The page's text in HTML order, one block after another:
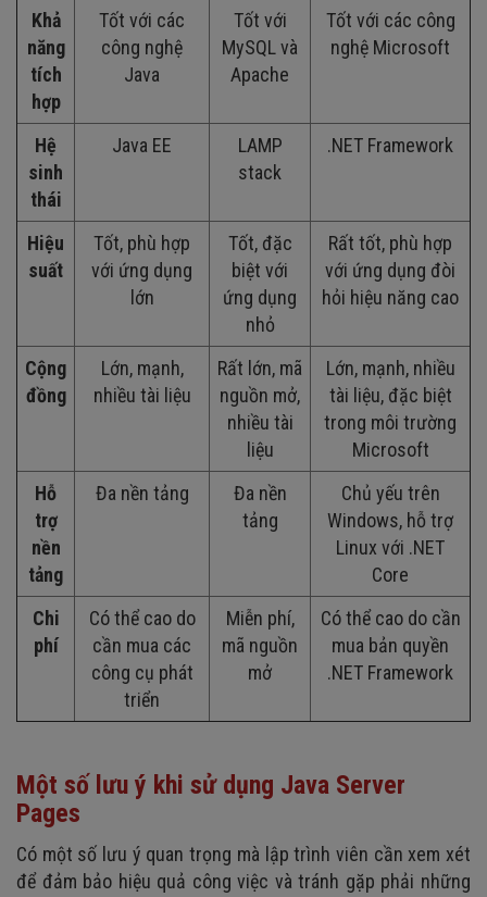
Khả
năng
tích
hợp
Tốt với các
công nghệ
Java
Tốt với
MySQL và
Apache
Tốt với các công
nghệ Microsoft
Hệ
sinh
thái
Java EE
LAMP
stack
.NET Framework
Hiệu
suất
Tốt, phù hợp
với ứng dụng
lớn
Tốt, đặc
biệt với
ứng dụng
nhỏ
Rất tốt, phù hợp
với ứng dụng đòi
hỏi hiệu năng cao
Cộng
đồng
Lớn, mạnh,
nhiều tài liệu
Rất lớn, mã
nguồn mở,
nhiều tài
liệu
Lớn, mạnh, nhiều
tài liệu, đặc biệt
trong môi trường
Microsoft
Hỗ
trợ
nền
tảng
Đa nền tảng
Đa nền
tảng
Chủ yếu trên
Windows, hỗ trợ
Linux với .NET
Core
Chi
phí
Có thể cao do
cần mua các
công cụ phát
triển
Miễn phí,
mã nguồn
mở
Có thể cao do cần
mua bản quyền
.NET Framework
Một số lưu ý khi sử dụng Java Server
Pages
Có một số lưu ý quan trọng mà lập trình viên cần xem xét
để đảm bảo hiệu quả công việc và tránh gặp phải những